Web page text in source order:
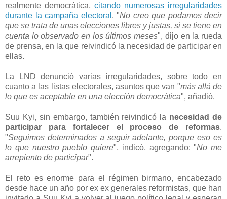
realmente democrática, citando numerosas irregularidades
durante la campaña electoral . "No creo que podamos decir
que se trata de unas elecciones libres y justas, si se tiene en
cuenta lo observado en los últimos meses", dijo en la rueda
de prensa, en la que reivindicó la necesidad de participar en
ellas.
La LND denunció varias irregularidades, sobre todo en
cuanto a las listas electorales, asuntos que van "más allá de
lo que es aceptable en una elección democrática", añadió.
Suu Kyi, sin embargo, también reivindicó la necesidad de
participar para fortalecer el proceso de reformas.
"Seguimos determinados a seguir adelante, porque eso es
lo que nuestro pueblo quiere", indicó, agregando: "No me
arrepiento de participar".
El reto es enorme para el régimen birmano, encabezado
desde hace un año por ex ex generales reformistas, que han